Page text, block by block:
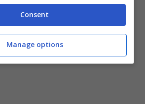
Consent
Manage options